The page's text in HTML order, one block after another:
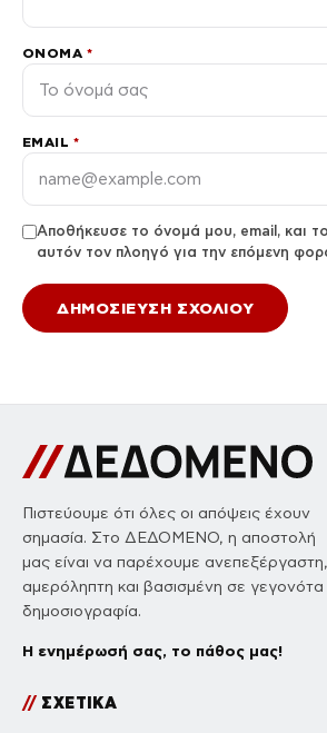
ΌΝΟΜΑ *
EMAIL *
Αποθήκευσε το όνομά μου, email, και
αυτόν τον πλοηγό για την επόμενη
Πιστεύουμε ότι όλες οι απόψεις έχουν
σημασία. Στο ΔΕΔΟΜΕΝΟ, η αποστολή
μας είναι να παρέχουμε ανεπεξέργαστη,
αμερόληπτη και βασισμένη σε γεγονότα
δημοσιογραφία.
Η ενημέρωσή σας, το πάθος μας!
//ΣΧΕΤΙΚΑ